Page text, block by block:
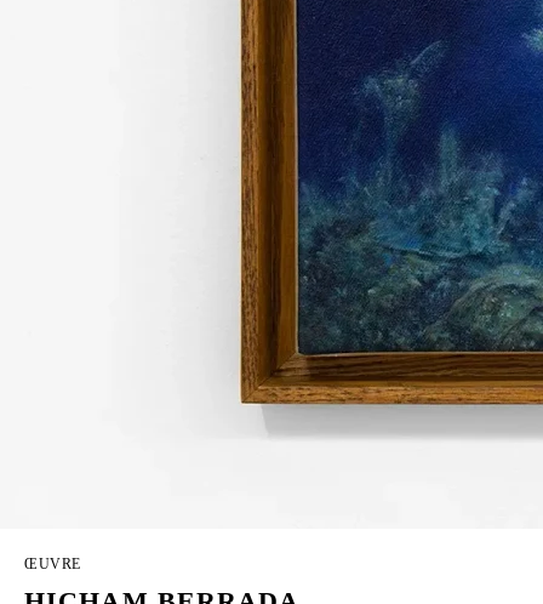
ŒUVRE